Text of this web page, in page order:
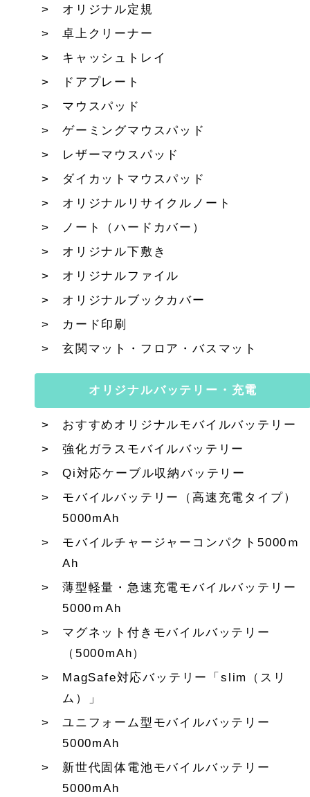
オリジナル定規
卓上クリーナー
キャッシュトレイ
ドアプレート
マウスパッド
ゲーミングマウスパッド
レザーマウスパッド
ダイカットマウスパッド
オリジナルリサイクルノート
ノート（ハードカバー）
オリジナル下敷き
オリジナルファイル
オリジナルブックカバー
カード印刷
玄関マット・フロア・バスマット
オリジナルバッテリー・充電
おすすめオリジナルモバイルバッテリー
強化ガラスモバイルバッテリー
Qi対応ケーブル収納バッテリー
モバイルバッテリー（高速充電タイプ）
5000mAh
モバイルチャージャーコンパクト5000ｍ
Ah
薄型軽量・急速充電モバイルバッテリー
5000ｍAh
マグネット付きモバイルバッテリー
（5000mAh）
MagSafe対応バッテリー「slim（スリ
ム）」
ユニフォーム型モバイルバッテリー
5000mAh
新世代固体電池モバイルバッテリー
5000mAh